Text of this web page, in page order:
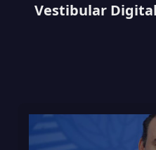
Vestibular Digital